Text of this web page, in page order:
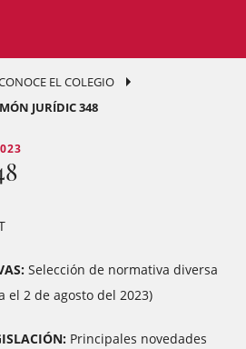
EL COLEGIO
MÓN JURÍDIC 348
Selección de normativa diversa
el 2 de agosto del 2023)
Principales novedades